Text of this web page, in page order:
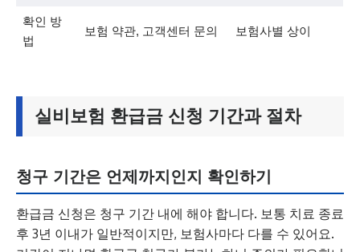
확인 방
법
보험 약관, 고객센터 문의 보험사별 상이
실비보험 환급금 신청 기간과 절차
청구 기간은 언제까지인지 확인하기
환급금 신청은 청구 기간 내에 해야 합니다. 보통 치료 종료
후 3년 이내가 일반적이지만, 보험사마다 다를 수 있어요.